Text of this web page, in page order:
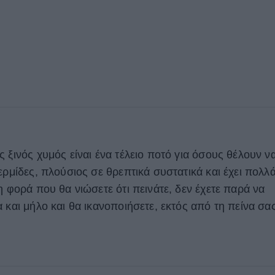
χυμός είναι ένα τέλειο ποτό για όσους θέλουν
πλούσιος σε θρεπτικά συστατικά και έχει
φορά που θα νιώσετε ότι πεινάτε, δεν έχετε παρά να
μήλο και θα ικανοποιήσετε, εκτός από τη πείνα